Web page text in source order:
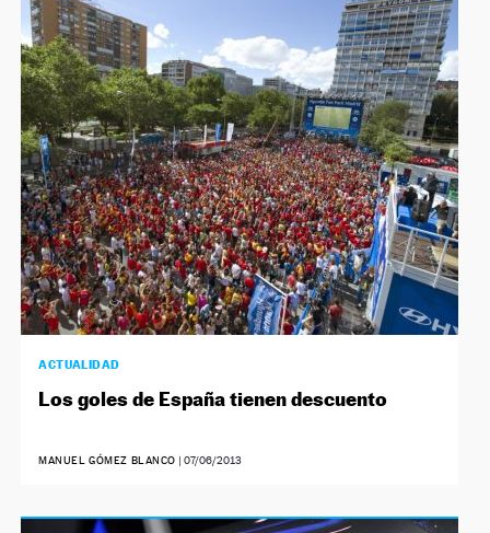
ACTUALIDAD
Los goles de España tienen descuento
MANUEL GÓMEZ BLANCO |07/06/2013